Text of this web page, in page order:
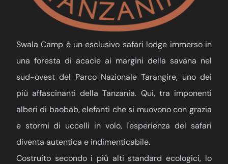
Swala Camp è un esclusivo safari lodge immerso in
una foresta di acacie ai margini della savana nel
sud-ovest del Parco Nazionale Tarangire, uno dei
più affascinanti della Tanzania. Qui, tra imponenti
alberi di baobab, elefanti che si muovono con grazia
e stormi di uccelli in volo, l'esperienza del safari
diventa autentica e indimenticabile.
Costruito secondo i più alti standard ecologici, lo